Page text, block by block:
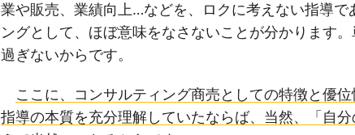
業や販売、業績向上…などを、ロクに考えない指導で
ングとして、ほぼ意味をなさないことが分かります
過ぎないからです。
ここに、コンサルティング商売としての特徴と優
指導の本質を充分理解していたならば、当然、「自